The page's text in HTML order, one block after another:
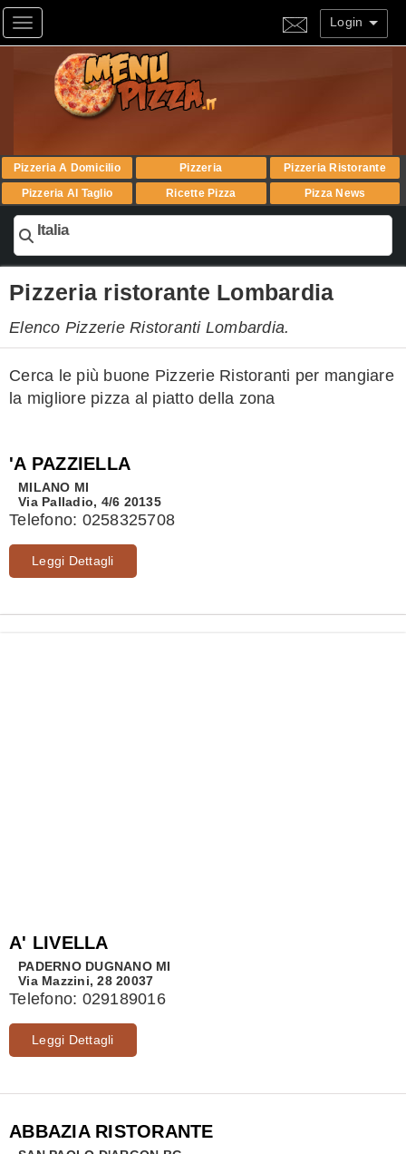
Toggle navigation Login
Pizzeria A Domicilio Pizzeria
Pizzeria Ristorante
Pizzeria Al Taglio
Ricette Pizza Pizza News
Italia
Pizzeria ristorante Lombardia
Elenco Pizzerie Ristoranti Lombardia.
Cerca le più buone Pizzerie Ristoranti per mangiare
la migliore pizza al piatto della zona
'A PAZZIELLA
MILANO MI
Via Palladio, 4/6 20135
Telefono: 0258325708
Leggi Dettagli
A' LIVELLA
PADERNO DUGNANO MI
Via Mazzini, 28 20037
Telefono: 029189016
Leggi Dettagli
ABBAZIA RISTORANTE